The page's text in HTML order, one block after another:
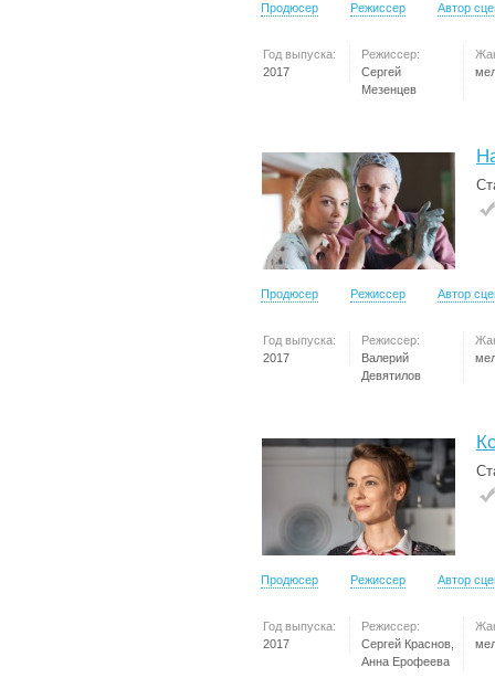
Продюсер Режиссер Автор
Год выпуска:
2017
Режиссер:
Сергей
Мезенцев
Продюсер Режиссер Автор
Год выпуска:
2017
Режиссер:
Валерий
Девятилов
Продюсер Режиссер Автор
Год выпуска:
2017
Режиссер:
Сергей Краснов,
Анна Ерофеева